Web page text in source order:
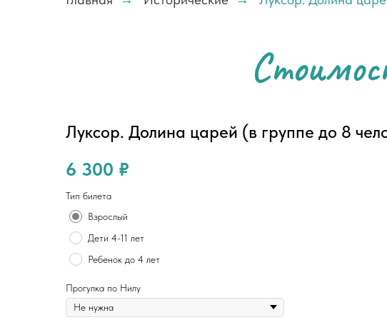
Луксор. Долина царей (в группе до 8
6 300 ₽
Тип билета
Взрослый
Дети 4-11 лет
Ребенок до 4 лет
Прогулка по Нилу